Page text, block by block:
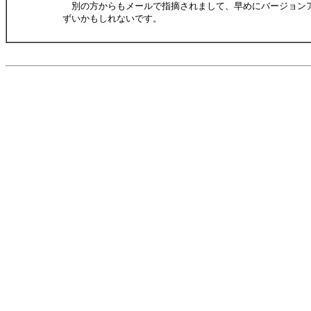
別の方からもメールで指摘されまして、早めにバージョン
ずいかもしれないです。